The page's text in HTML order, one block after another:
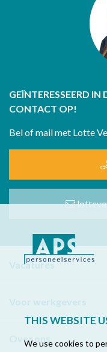
THIS WEBSITE
We use cookies to
GEÏNTERESSEERD
CONTACT OP!
Bel of mail met Lotte
Vacatures
Over ons